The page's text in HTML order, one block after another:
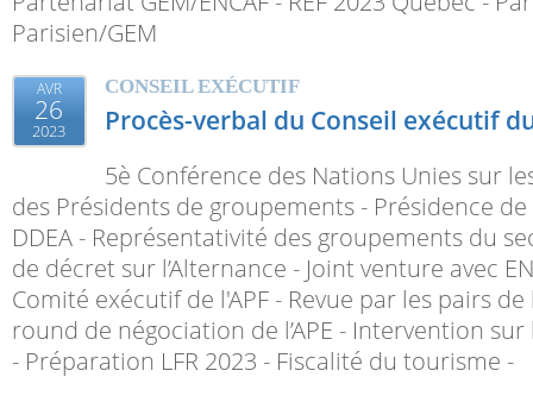
Parisien/GEM
AVR
26
2023
CONSEIL EXÉCUTIF
Procès-verbal du Conseil exécutif
5è Conférence des Nations Unies sur
des Présidents de groupements - Présidence
DDEA - Représentativité des groupements du
de décret sur l’Alternance - Joint venture avec
Comité exécutif de l'APF - Revue par les pairs de
round de négociation de l’APE - Intervention sur
- Préparation LFR 2023 - Fiscalité du tourisme -